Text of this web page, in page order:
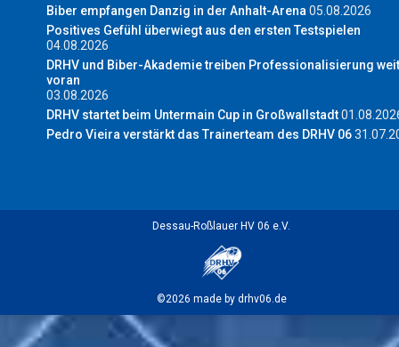
Biber empfangen Danzig in der Anhalt-Arena 05.08.2026
Positives Gefühl überwiegt aus den ersten Testspielen
04.08.2026
DRHV und Biber-Akademie treiben Professionalisierung
voran
03.08.2026
DRHV startet beim Untermain Cup in Großwallstadt
Pedro Vieira verstärkt das Trainerteam des DRHV 06
Dessau-Roßlauer HV 06 e.V.
©2026 made by drhv06.de